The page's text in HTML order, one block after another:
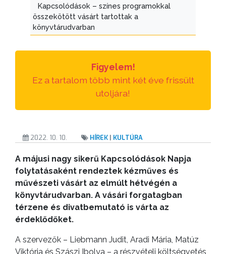
Kapcsolódások – színes programokkal
összekötött vásárt tartottak a
könyvtárudvarban
Figyelem!
Ez a tartalom több mint két éve frissült
utoljára!
2022. 10. 10. HÍREK | KULTÚRA
A májusi nagy sikerű Kapcsolódások Napja
folytatásaként rendeztek kézműves és
művészeti vásárt az elmúlt hétvégén a
könyvtárudvarban. A vásári forgatagban
térzene és divatbemutató is várta az
érdeklődőket.
A szervezők – Liebmann Judit, Aradi Mária, Matúz
Viktória és Szászi Ibolya – a részvételi költségvetés